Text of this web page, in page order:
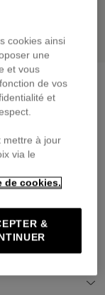
cookies ainsi
une
et vous
de vos
et
mettre à jour
via le
de cookies.
&